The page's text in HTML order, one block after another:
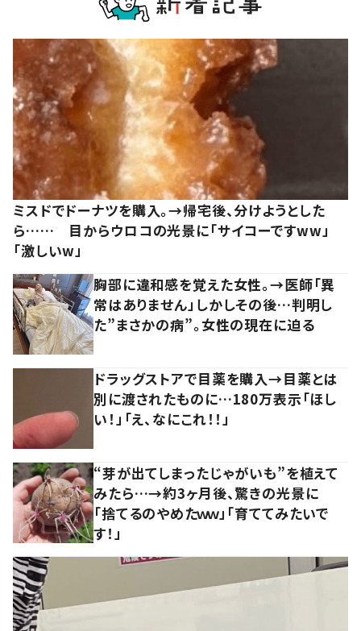
ミスドでドーナツを購入。→帰宅後、分けようとした
ら…… 目からウロコの光景に「サイコーですww」
「激しいw」
胸部に違和感を覚えた女性。→医師「異
常はありません」しかしその後…判明し
た”まさかの病”。女性の現在に迫る
ドラッグストアで目薬を購入→目薬とは
別に渡されたものに…180万表示「ほし
い！」「え、なにこれ！！」
“芽が出てしまったじゃがいも”を植えて
みたら…→約3ヶ月後、驚きの光景に
「捨てるのやめたｗｗ」「育ててみたいで
す！」